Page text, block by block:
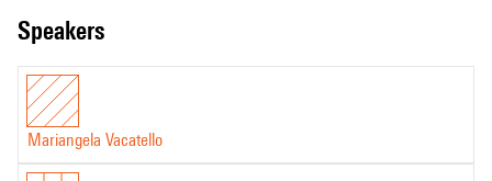
speakers
Mariangela Vacatello